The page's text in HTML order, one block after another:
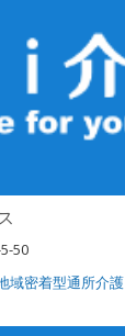
50
域密着型通所介護